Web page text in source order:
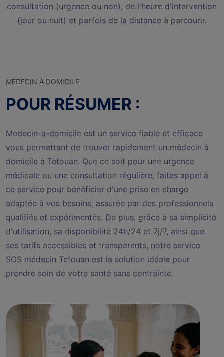
consultation (urgence ou non), de l'heure d'intervention
(jour ou nuit) et parfois de la distance à parcourir.
MÉDECIN À DOMICILE
POUR RÉSUMER :
Medecin-a-domicile est un service fiable et efficace
vous permettant de trouver rapidement un médecin à
domicile à Tetouan. Que ce soit pour une urgence
médicale ou une consultation régulière, faites appel à
ce service pour bénéficier d'une prise en charge
adaptée à vos besoins, assurée par des professionnels
qualifiés et expérimentés. De plus, grâce à sa simplicité
d'utilisation, sa disponibilité 24h/24 et 7j/7, ainsi que
ses tarifs accessibles et transparents, notre service
SOS médecin Tetouan est la solution idéale pour
prendre soin de votre santé sans contrainte.